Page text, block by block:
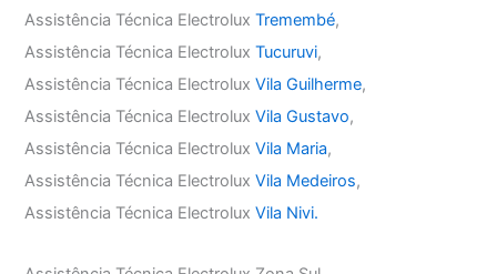
Assistência Técnica ElectroluxTremembé,
Assistência Técnica ElectroluxTucuruvi,
Assistência Técnica ElectroluxVila Guilherme,
Assistência Técnica ElectroluxVila Gustavo,
Assistência Técnica ElectroluxVila Maria,
Assistência Técnica ElectroluxVila Medeiros,
Assistência Técnica ElectroluxVila Nivi.